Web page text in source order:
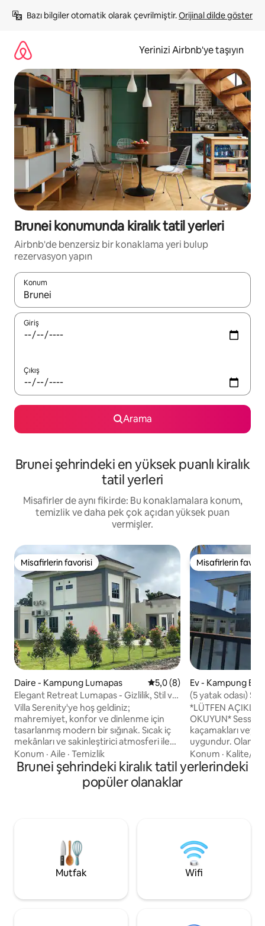
atla
Bazı bilgiler otomatik olarak çevrilmiştir. Orijinal dilde göster
Yerinizi Airbnb'ye taşıyın
Brunei konumunda kiralık tatil yerleri
Airbnb'de benzersiz bir konaklama yeri bulup
rezervasyon yapın
Konum
Sonuçlar kullanılabilir olduğunda yukarı ve aşağı oklarıyla
Giriş
Çıkış
Arama
Brunei şehrindeki en yüksek puanlı kiralık
tatil yerleri
Misafirler de aynı fikirde: Bu konaklamalara konum,
temizlik ve daha pek çok açıdan yüksek puan
vermişler.
Misafirlerin favorisi
Misafirlerin favorisi
Daire - Kampung Lumapas 5 üzerinden ortalama 5,0
5,0 (8)
Elegant Retreat Lumapas - Gizlilik, Stil ve
Konfor
Villa Serenity'ye hoş geldiniz;
mahremiyet, konfor ve dinlenme için
tasarlanmış modern bir sığınak. Sıcak iç
mekânları ve sakinleştirici atmosferi ile
özenle tasarlanmış, rahatlamak veya
sadece sessiz bir dinlenmenin keyfini
çıkarmak için mükemmel bir mekâna
ortam sunarak podcast'ler ve küçük
ölçekli video kayıtları için de çok
Konum · Aile · Temizlik
Misafirlerin
Misafirlerin
Ev - Kampung
(5 yatak odası)
*LÜTFEN
OKUYUN* Sessiz ve özel. Hafta sonu
kaçamakları
uygundur.
Havaalanından
mevcuttur. Lütfen rezervasyon sırasında
doğru misafir
PARK ETMEK YASAKTIR.
Saat 22.00'den
gerekir
Konum · Kalite/
Brunei şehrindeki kiralık tatil yerlerindeki
popüler olanaklar
Mutfak Wifi